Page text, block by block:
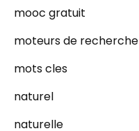
mooc gratuit
moteurs de recherche
mots cles
naturel
naturelle